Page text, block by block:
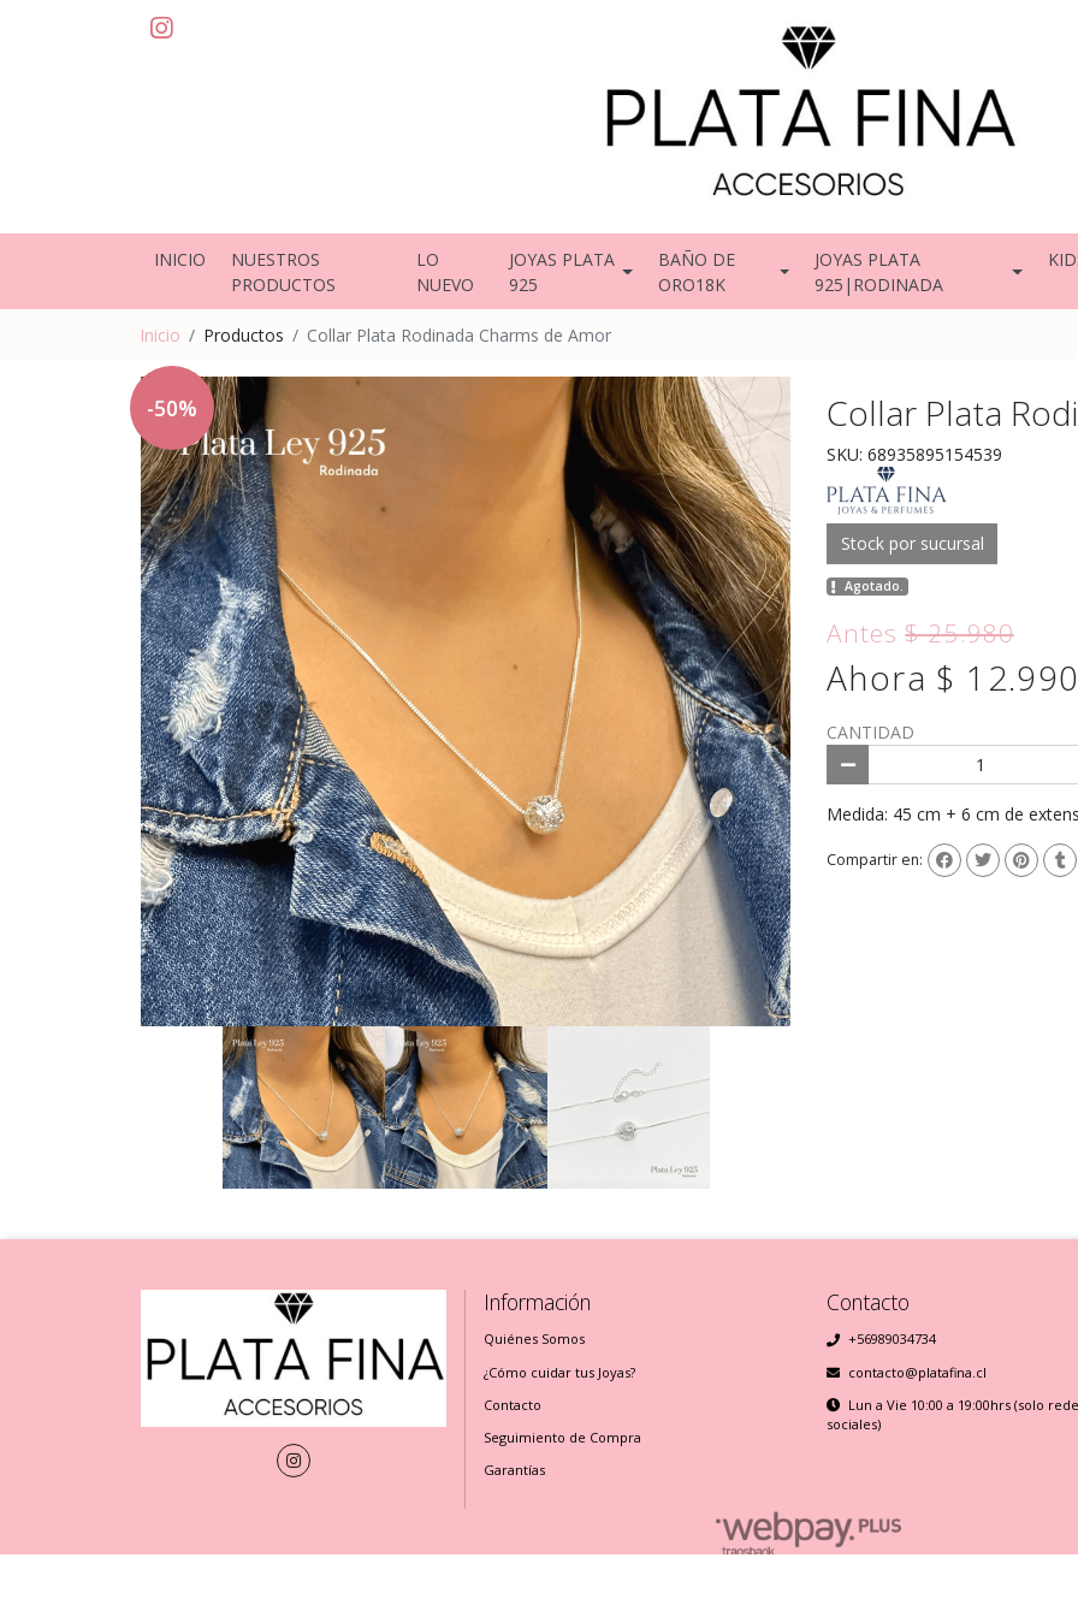
INICIO
NUESTROS
PRODUCTOS
LO
NUEVO
JOYAS PLATA
925
BAÑO DE
ORO18K
JOYAS PLATA
925|RODINADA
Inicio Productos Collar Plata Rodinada Charms de Amor
-50% Collar Plata
SKU: 68935895154539
Stock por sucursal
Agotado.
Antes$ 25.980
Ahora $ 12.990
CANTIDAD
Medida: 45 cm + 6 cm de
Compartir en:
Información
Quiénes Somos
¿Cómo cuidar tus Joyas?
Contacto
Seguimiento de Compra
Garantías
Contacto
+56989034734
contacto@platafina.cl
Lun a Vie 10:00 a 19:00hrs (solo
sociales)